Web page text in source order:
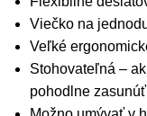
Viečko na
Veľké
Stohovateľná –
pohodlne